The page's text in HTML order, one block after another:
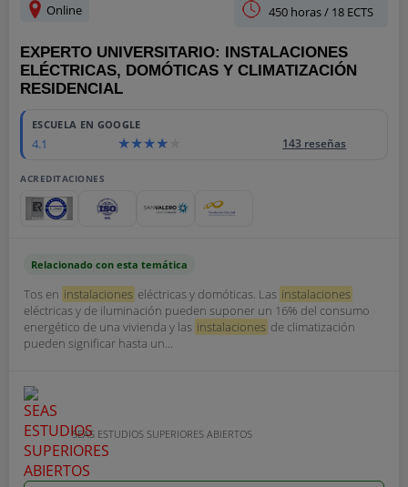
Online 450 horas / 18 ECTS
EXPERTO UNIVERSITARIO: INSTALACIONES
ELÉCTRICAS, DOMÓTICAS Y CLIMATIZACIÓN
RESIDENCIAL
ESCUELA EN GOOGLE
4.1 143 reseñas
ACREDITACIONES
Relacionado con esta temática
Tos en instalaciones eléctricas y domóticas. Las instalaciones
eléctricas y de iluminación pueden suponer un 16% del consumo
energético de una vivienda y las instalaciones de climatización
pueden significar hasta un...
SEAS ESTUDIOS SUPERIORES ABIERTOS